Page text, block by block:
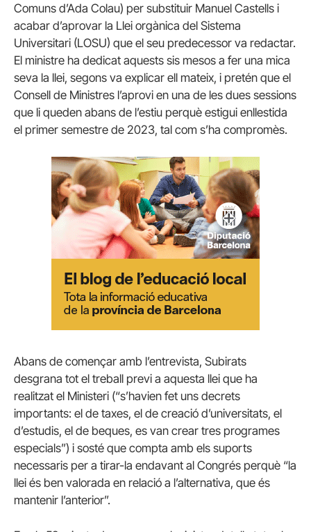
Comuns d’Ada Colau) per substituir Manuel Castells i
acabar d’aprovar la Llei orgànica del Sistema
Universitari (LOSU) que el seu predecessor va redactar.
El ministre ha dedicat aquests sis mesos a fer una mica
seva la llei, segons va explicar ell mateix, i pretén que el
Consell de Ministres l’aprovi en una de les dues sessions
que li queden abans de l’estiu perquè estigui enllestida
el primer semestre de 2023, tal com s’ha compromès.
Abans de començar amb l’entrevista, Subirats
desgrana tot el treball previ a aquesta llei que ha
realitzat el Ministeri (“s’havien fet uns decrets
importants: el de taxes, el de creació d’universitats, el
d’estudis, el de beques, es van crear tres programes
especials”) i sosté que compta amb els suports
necessaris per a tirar-la endavant al Congrés perquè “la
llei és ben valorada en relació a l’alternativa, que és
mantenir l’anterior”.